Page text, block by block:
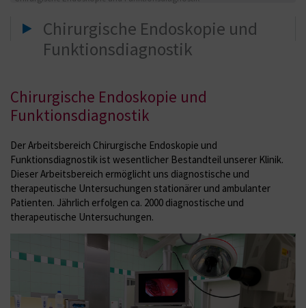
Chirurgische Endoskopie und
Funktionsdiagnostik
Chirurgische Endoskopie und
Funktionsdiagnostik
Der Arbeitsbereich Chirurgische Endoskopie und
Funktionsdiagnostik ist wesentlicher Bestandteil unserer Klinik.
Dieser Arbeitsbereich ermöglicht uns diagnostische und
therapeutische Untersuchungen stationärer und ambulanter
Patienten. Jährlich erfolgen ca. 2000 diagnostische und
therapeutische Untersuchungen.